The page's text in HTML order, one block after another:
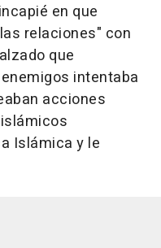
en que
relaciones" con
que
intentaba
acciones
Islámica y le